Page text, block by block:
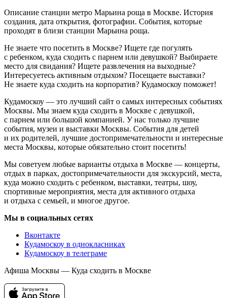
Описание станции метро Марьина роща в Москве. История
создания, дата открытия, фотографии. События, которые
проходят в близи станции Марьина роща.
Не знаете что посетить в Москве? Ищете где погулять
с ребенком, куда сходить с парнем или девушкой? Выбираете
место для свидания? Ищете развлечения на выходные?
Интересуетесь активным отдыхом? Посещаете выставки?
Не знаете куда сходить на корпоратив? Кудамоскоу поможет!
Кудамоскоу — это лучший сайт о самых интересных событиях
Москвы. Мы знаем куда сходить в Москве с девушкой,
с парнем или большой компанией. У нас только лучшие
события, музеи и выставки Москвы. События для детей
и их родителей, лучшие достопримечательности и интересные
места Москвы, которые обязательно стоит посетить!
Мы советуем любые варианты отдыха в Москве — концерты,
отдых в парках, достопримечательности для экскурсий, места,
куда можно сходить с ребенком, выставки, театры, шоу,
спортивные мероприятия, места для активного отдыха
и отдыха с семьей, и многое другое.
Мы в социальных сетях
Вконтакте
Кудамоскоу в однокласниках
Кудамоскоу в телеграме
Афиша Москвы — Куда сходить в Москве